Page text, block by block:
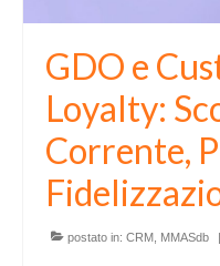
GDO e
Loyalty:
Corrente,
postato in: CRM MMASdb